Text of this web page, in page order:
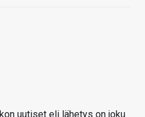
uutiset eli lähetys on joku